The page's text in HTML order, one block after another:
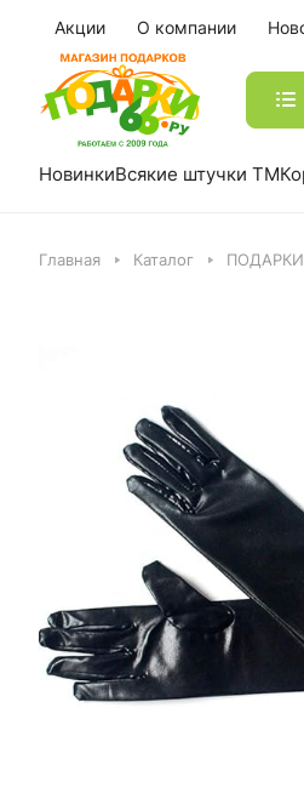
Акции О компании
НовинкиВсякие штучки ТМ
Главная Каталог